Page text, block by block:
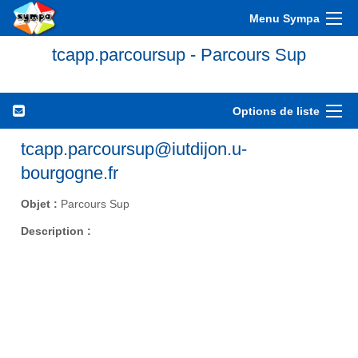
Menu Sympa
tcapp.parcoursup - Parcours Sup
Options de liste
tcapp.parcoursup@iutdijon.u-
bourgogne.fr
Objet : Parcours Sup
Description :